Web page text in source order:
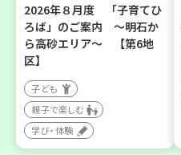
2026年８月度 「子育てひ
ろば」のご案内 ～明石か
ら高砂エリア～ 【第6地
区】
子ども
親子で楽しむ
学び・体験